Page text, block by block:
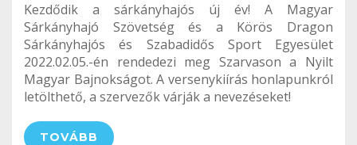
Kezdődik a sárkányhajós új év! A Magyar
Sárkányhajó Szövetség és a Körös Dragon
Sárkányhajós és Szabadidős Sport Egyesület
2022.02.05.-én rendedezi meg Szarvason a Nyilt
Magyar Bajnokságot. A versenykiírás honlapunkról
letölthető, a szervezők várják a nevezéseket!
TOVÁBB